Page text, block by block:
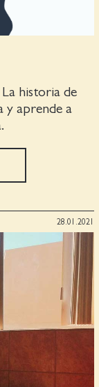
historia de
y aprende a
28.01.2021